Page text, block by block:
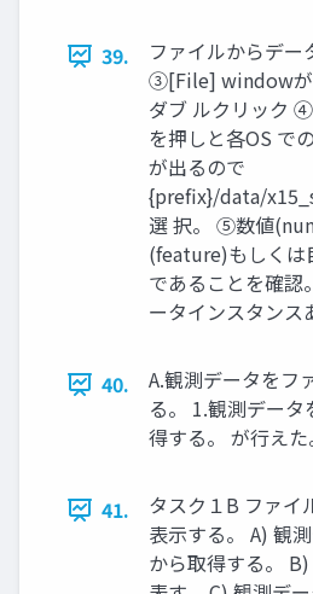
39.
ファイルからデー
③[File] window
ダブ ルクリック
を押しと各OS で
が出るので
{prefix}/data/
選 択。 ⑤数値
(feature)もしく
であることを確
ータインスタンス
40.
A.観測データをフ
る。 1.観測デー
得する。 が行えた
41.
タスク１B ファイ
表示する。 A) 観
から取得する。